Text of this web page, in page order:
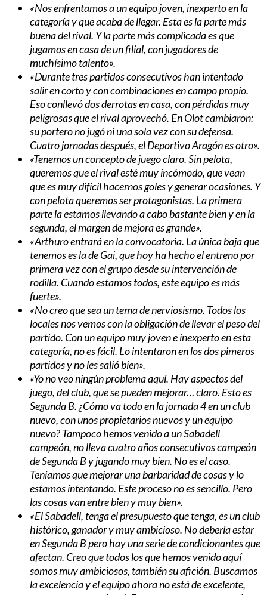
«Nos enfrentamos a un equipo joven, inexperto en la
categoría y que acaba de llegar. Esta es la parte más
buena del rival. Y la parte más complicada es que
jugamos en casa de un filial, con jugadores de
muchísimo talento».
«Durante tres partidos consecutivos han intentado
salir en corto y con combinaciones en campo propio.
Eso conllevó dos derrotas en casa, con pérdidas muy
peligrosas que el rival aprovechó. En Olot cambiaron:
su portero no jugó ni una sola vez con su defensa.
Cuatro jornadas después, el Deportivo Aragón es otro».
«Tenemos un concepto de juego claro. Sin pelota,
queremos que el rival esté muy incómodo, que vean
que es muy difícil hacernos goles y generar ocasiones. Y
con pelota queremos ser protagonistas. La primera
parte la estamos llevando a cabo bastante bien y en la
segunda, el margen de mejora es grande».
«Arthuro entrará en la convocatoria. La única baja que
tenemos es la de Gai, que hoy ha hecho el entreno por
primera vez con el grupo desde su intervención de
rodilla. Cuando estamos todos, este equipo es más
fuerte».
«No creo que sea un tema de nerviosismo. Todos los
locales nos vemos con la obligación de llevar el peso del
partido. Con un equipo muy joven e inexperto en esta
categoría, no es fácil. Lo intentaron en los dos pimeros
partidos y no les salió bien».
«Yo no veo ningún problema aquí. Hay aspectos del
juego, del club, que se pueden mejorar… claro. Esto es
Segunda B. ¿Cómo va todo en la jornada 4 en un club
nuevo, con unos propietarios nuevos y un equipo
nuevo? Tampoco hemos venido a un Sabadell
campeón, no lleva cuatro años consecutivos campeón
de Segunda B y jugando muy bien. No es el caso.
Teníamos que mejorar una barbaridad de cosas y lo
estamos intentando. Este proceso no es sencillo. Pero
las cosas van entre bien y muy bien».
«El Sabadell, tenga el presupuesto que tenga, es un club
histórico, ganador y muy ambicioso. No debería estar
en Segunda B pero hay una serie de condicionantes que
afectan. Creo que todos los que hemos venido aquí
somos muy ambiciosos, también su afición. Buscamos
la excelencia y el equipo ahora no está de excelente,